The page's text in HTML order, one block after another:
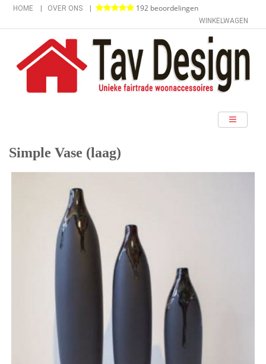
HOME OVER ONS 192 beoordelingen
WINKELWAGEN
Simple Vase (laag)